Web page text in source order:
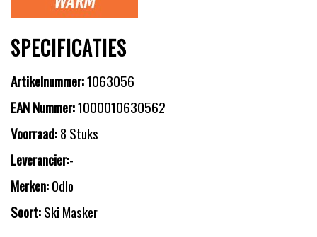
SPECIFICATIES
Artikelnummer:1063056
EAN Nummer:1000010630562
Voorraad:8 Stuks
Leverancier:-
Merken:Odlo
Soort:Ski Masker